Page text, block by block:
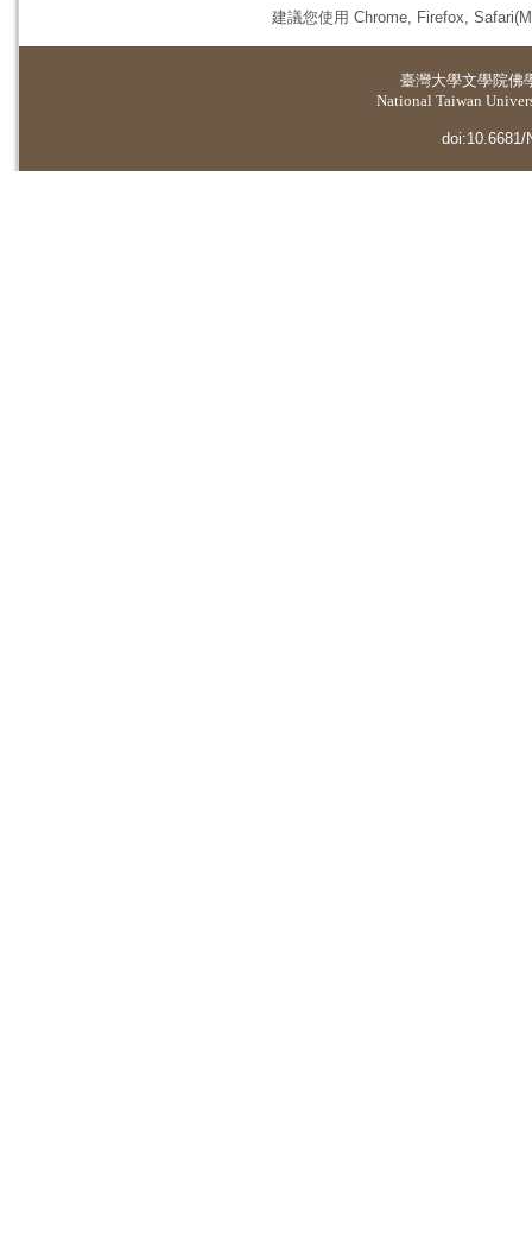
建議您使用 Chrome, Firefox,
臺灣大學文學院佛
National Taiwan
doi:10.6681/